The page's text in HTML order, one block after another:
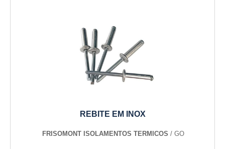
A Térmica Montagens é uma empresa que tem despontado
no mercado pela seriedade e qualidade que garante a
melhor experiência para parceiros novos e antigos....
REBITE EM INOX
FRISOMONT ISOLAMENTOS TERMICOS / GO